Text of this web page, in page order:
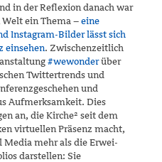
in der Reflexion danach war
ein Thema – eine
Instagram-Bilder lässt sich
einsehen. Zwischenzeitlich
#wewonderüber
Twittertrends und
und
Aufmerksamkeit. Dies
an, die Kirche² seit dem
virtuellen Präsenz macht,
Media mehr als die Erwei­
darstellen: Sie